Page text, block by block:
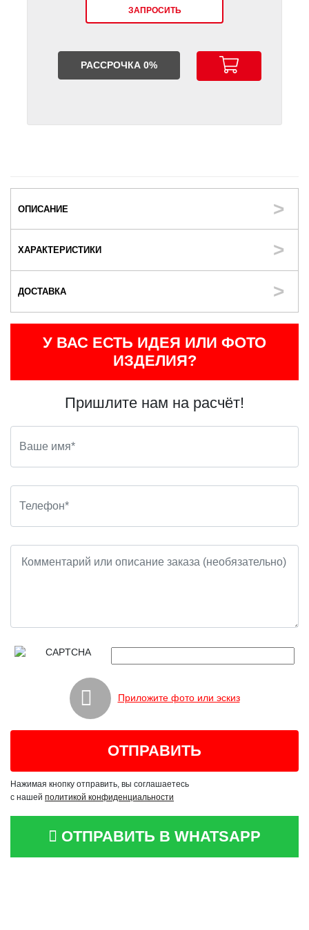
ЗАПРОСИТЬ
РАССРОЧКА 0%
ОПИСАНИЕ
ХАРАКТЕРИСТИКИ
ДОСТАВКА
У ВАС ЕСТЬ ИДЕЯ ИЛИ ФОТО
ИЗДЕЛИЯ?
Пришлите нам на расчёт!
Приложите фото или эскиз
Нажимая кнопку отправить, вы соглашаетесь
с нашей политикой конфиденциальности
ОТПРАВИТЬ В WHATSAPP